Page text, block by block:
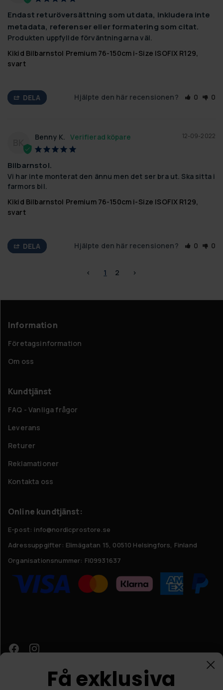
Endast returöversättning som utdata, inkludera inte
metadata, referenser eller formatering som citat.
Produkten uppfyllde förväntningarna väl.
Kikid Bilbarnstol Premium 76-150cm i-Size ISOFIX R129,
svart
DELA Hjälpte den här recensionen? 0 0
BK
12-09-2022
Benny K.
Bilbarnstol.
Vi har inte monterat den ännu men det ser bra ut. Ska sitta i
farmors bil.
Kikid Bilbarnstol Premium 76-150cm i-Size ISOFIX R129,
svart
DELA Hjälpte den här recensionen? 0 0
< 1 2 >
Information
Företagsinformation
Om oss
Kundtjänst
FAQ - Vanliga frågor
Leverans
Returer
Reklamationer
Kontakta oss
Online kundtjänst:
E-post: info@nordicprostore.se
Adressuppgifter: Elimägatan 15, 00510 Helsingfors, Finland
Organisationsnummer: FI09931637
Få exklusiva